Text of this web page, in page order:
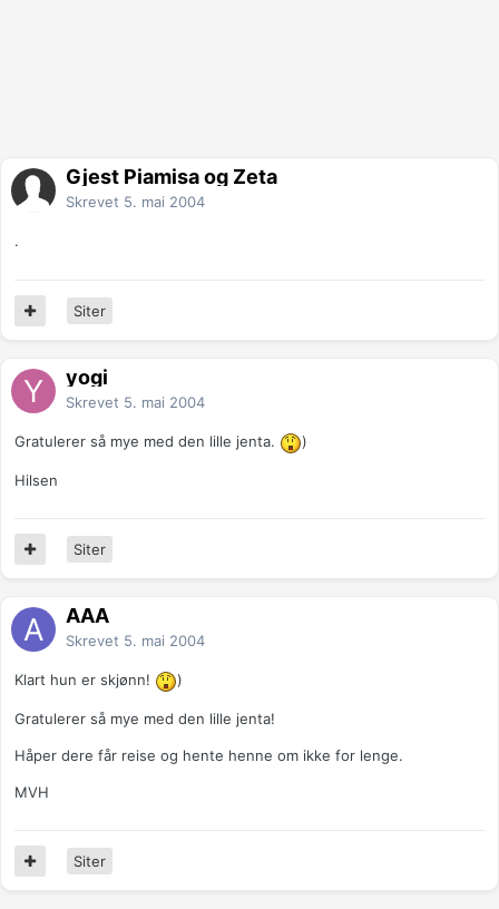
Gjest Piamisa og Zeta
Skrevet 5. mai 2004
.
Siter
yogi
Skrevet 5. mai 2004
Gratulerer så mye med den lille jenta. )
Hilsen
Siter
AAA
Skrevet 5. mai 2004
Klart hun er skjønn! )
Gratulerer så mye med den lille jenta!
Håper dere får reise og hente henne om ikke for lenge.
MVH
Siter